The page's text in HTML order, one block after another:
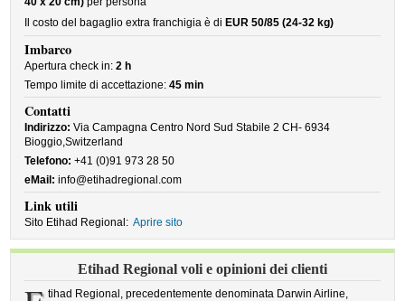
Il costo del bagaglio extra franchigia è di EUR 50/85 (24-32 kg)
Imbarco
Apertura check in:2 h
Tempo limite di accettazione:45 min
Contatti
Indirizzo: Via Campagna Centro Nord Sud Stabile 2 CH- 6934
Bioggio,Switzerland
Telefono: +41 (0)91 973 28 50
eMail: info@etihadregional.com
Link utili
Sito Etihad Regional: Aprire sito
Etihad Regional voli e opinioni dei clienti
tihad Regional, precedentemente denominata Darwin Airline,